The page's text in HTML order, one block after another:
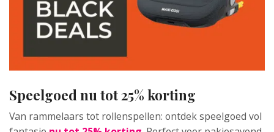
Speelgoed nu tot 25% korting
Van rammelaars tot rollenspellen: ontdek speelgoed vol